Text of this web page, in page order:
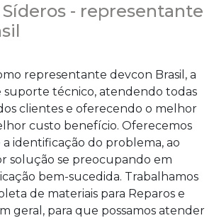
- representante
representante devcon Brasil, a
suporte técnico, atendendo todas
clientes e oferecendo o melhor
custo benefício. Oferecemos
a identificação do problema, ao
solução se preocupando em
bem-sucedida. Trabalhamos
de materiais para Reparos e
geral, para que possamos atender